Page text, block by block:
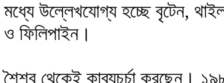
মধ্যে উল্লেখযোগ্য হচ্ছে বৃটেন,
ও ফিলিপাইন।
শৈশব থেকেই কাব্যচর্চা করছেন।